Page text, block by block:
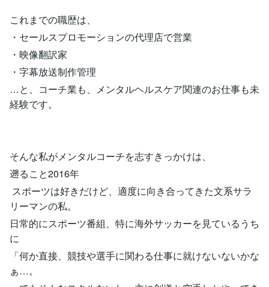
これまでの職歴は、
・セールスプロモーションの代理店で営業
・映像翻訳家
・字幕放送制作管理
…と、コーチ業も、メンタルヘルスケア関連のお仕事も未
経験です。
そんな私がメンタルコーチを志すきっかけは、
遡ること2016年
スポーツは好きだけど、適度に向き合ってきた文系サラ
リーマンの私。
日常的にスポーツ番組、特に海外サッカーを見ているうち
に
「何か直接、競技や選手に関わる仕事に就けないないかな
ぁ…。